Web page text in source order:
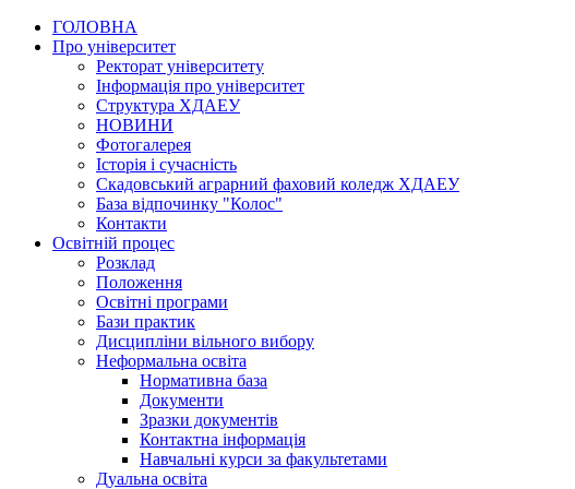
ГОЛОВНА
Про університет
Ректорат університету
Інформація про університет
Структура ХДАЕУ
НОВИНИ
Фотогалерея
Історія і сучасність
Скадовський аграрний фаховий коледж ХДАЕУ
База відпочинку "Колос"
Контакти
Освітній процес
Розклад
Положення
Освітні програми
Бази практик
Дисципліни вільного вибору
Неформальна освіта
Нормативна база
Документи
Зразки документів
Контактна інформація
Навчальні курси за факультетами
Дуальна освіта